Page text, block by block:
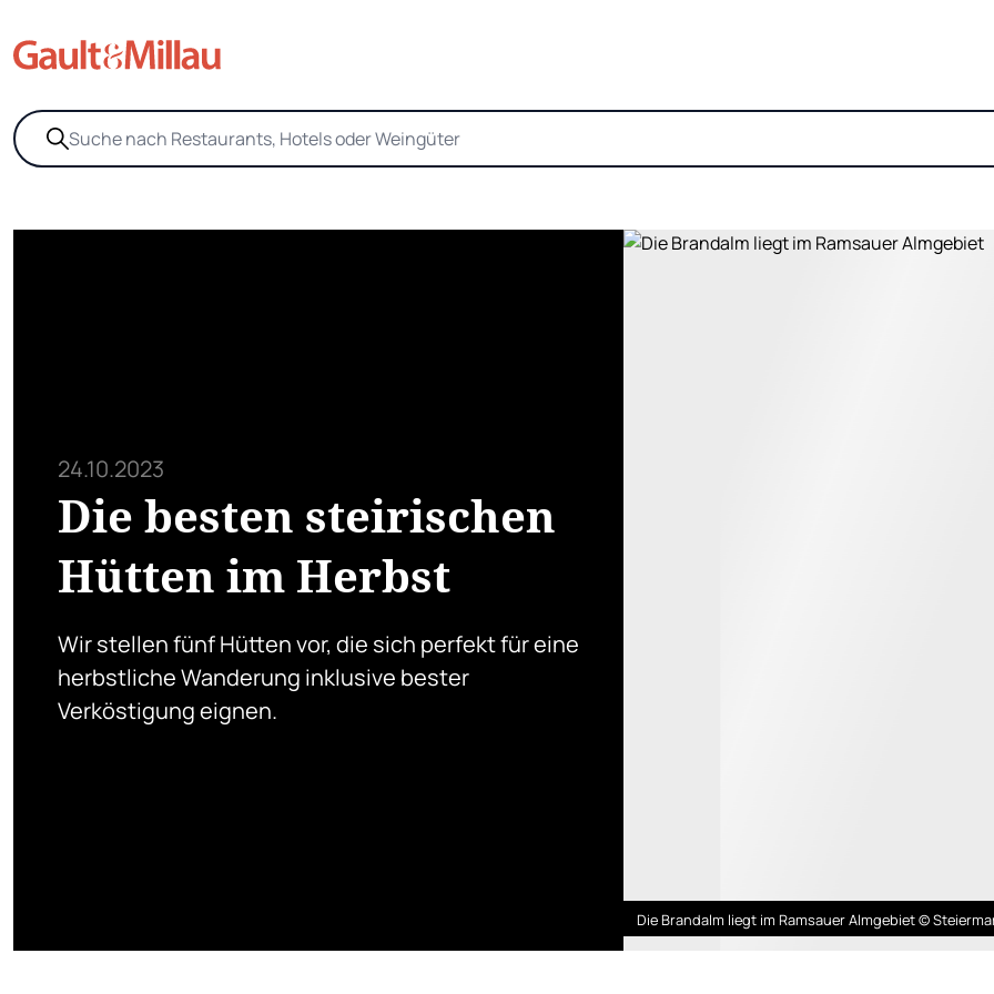
24.10.2023
Die besten steirischen
Hütten im Herbst
Wir stellen fünf Hütten vor, die sich perfekt für eine
herbstliche Wanderung inklusive bester
Verköstigung eignen.
Die Brandalm liegt im Ramsauer Almgebiet ©